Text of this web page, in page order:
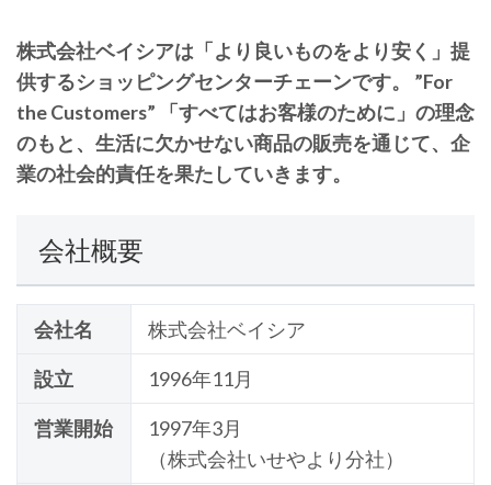
株式会社ベイシアは「より良いものをより安く」提
供するショッピングセンターチェーンです。 ”For
the Customers” 「すべてはお客様のために」の理念
のもと、生活に欠かせない商品の販売を通じて、企
業の社会的責任を果たしていきます。
会社概要
会社名 株式会社ベイシア
設立 1996年11月
営業開始
1997年3月
（株式会社いせやより分社）